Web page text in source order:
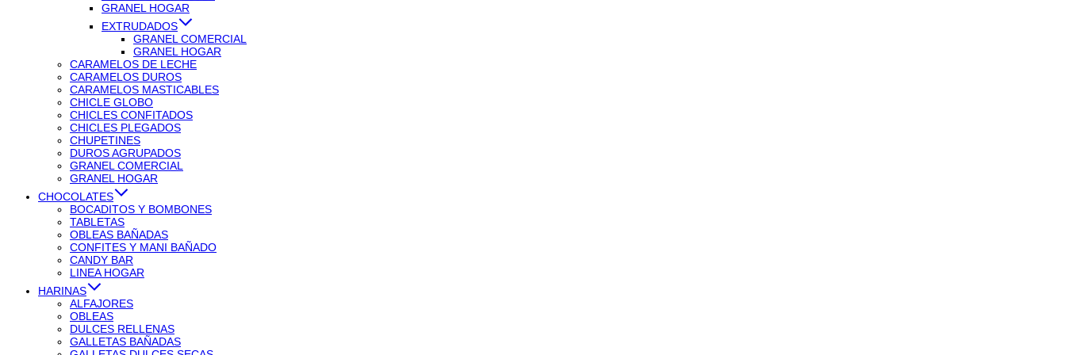
GRANEL HOGAR
EXTRUDADOS
GRANEL COMERCIAL
GRANEL HOGAR
CARAMELOS DE LECHE
CARAMELOS DUROS
CARAMELOS MASTICABLES
CHICLE GLOBO
CHICLES CONFITADOS
CHICLES PLEGADOS
CHUPETINES
DUROS AGRUPADOS
GRANEL COMERCIAL
GRANEL HOGAR
CHOCOLATES
BOCADITOS Y BOMBONES
TABLETAS
OBLEAS BAÑADAS
CONFITES Y MANI BAÑADO
CANDY BAR
LINEA HOGAR
HARINAS
ALFAJORES
OBLEAS
DULCES RELLENAS
GALLETAS BAÑADAS